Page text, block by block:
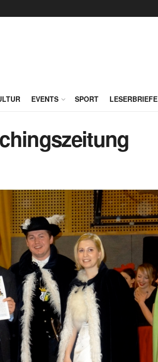
EVENTS SPORT LESERBRIEFE